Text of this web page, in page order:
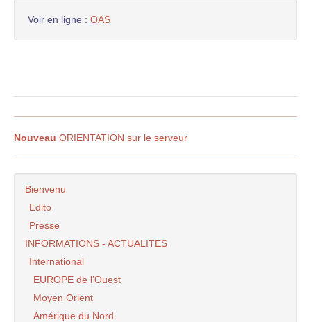
Voir en ligne : OAS
Nouveau ORIENTATION sur le serveur
Bienvenu
Edito
Presse
INFORMATIONS - ACTUALITES
International
EUROPE de l’Ouest
Moyen Orient
Amérique du Nord